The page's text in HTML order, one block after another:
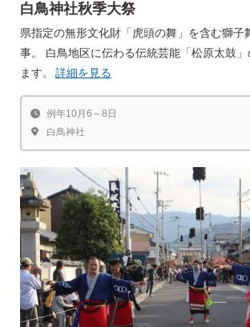
白鳥神社秋季大祭
県指定の無形文化財「虎頭の舞」を含む獅子
事。 白鳥地区に伝わる伝統芸能「松原太鼓
ます。
詳細を見る
例年10月6～8日
白鳥神社